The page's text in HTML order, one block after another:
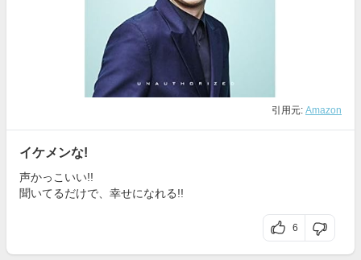
引用元: Amazon
イケメンな!
声かっこいい!!
聞いてるだけで、幸せになれる!!
6